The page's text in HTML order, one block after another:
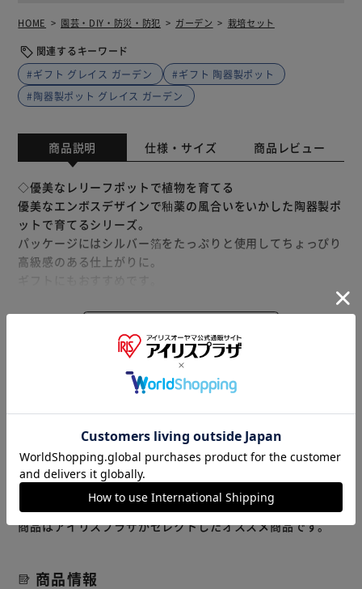
HOME 園芸・DIY・防災・防犯 ガーデン 栽培セット
関連するキーワード
#ギフト グレイス ガーデン
#ギフト 陶器製ポット
#陶器製ポット グレイス ガーデン
商品説明 仕様・サイズ 商品レビュー
◇優美なレリーフポットで植物を育てる
優美なエンボスデザインで釉薬の風合いをいかした陶器製ポ
ットで育てるシリーズ。
パッケージにはシルバー箔をたっぷりと使用してちょっぴり
高級感のある仕上がりに。
【ワイルドストロベリー】
「幸せを運ぶ」と呼ばれているバラ科イチゴ属の多年草。
四季なりのイチゴで暖かい室内で管理すれば、冬にも花を咲
かせ実をつけます。
暑さ寒さに強く、とても育てやすいハーブです。
【ミニヒマワリ】
背丈15～45cmのかわいいサイズです。
夏以外の季節でも栽培を楽しむ事ができます。
【四つ葉のクローバー】
高確率で四つ葉が出てくるクローバーの種*を使用していま
茎の本数が増えてくると四つ葉が出てきて楽しめるようにな
※製品は予告なく仕様を変更する場合がございます。あらか
※当商品はお取り寄せ品の為、在庫の確認及び商品のお届け
までお時間を頂く場合がございます。
また、商品がメーカーにて完売となっていた場合、キャンセ
ル又は注文内容の変更をお願いいたしております。
予めご了承くださいますようお願いいたします。
商品はアイリスプラザがセレクトしたオススメ商品です。
商品情報